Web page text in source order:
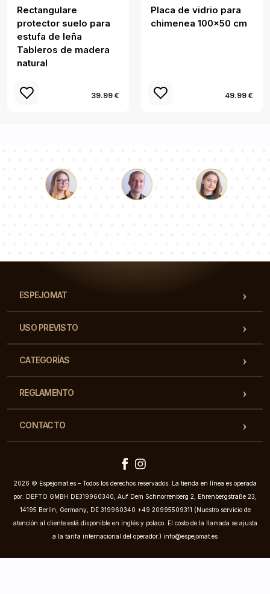
Rectangulare
protector suelo para
estufa de leña
Tableros de madera
natural
39.99 €
Placa de vidrio para
chimenea 100x50 cm
49.99 €
ESPEJOMAT
USO PREVISTO
CATEGORÍAS
REGLAMENTO
CONTACTO
2026 © Espejomat.es – Todos los derechos reservados. La tienda en línea es operada
por: DEFTO GMBH DE319960340, Auf Dem Schnorrenberg 2, Ehrenbergstraße 23,
14195 Berlin, Germany, DE 319960340 +49 20995509311 (Nuestro servicio de
atención al cliente está disponible en inglés y polaco. El costo de la llamada se ajusta
a la tarifa internacional del operador.) info@espejomat.es